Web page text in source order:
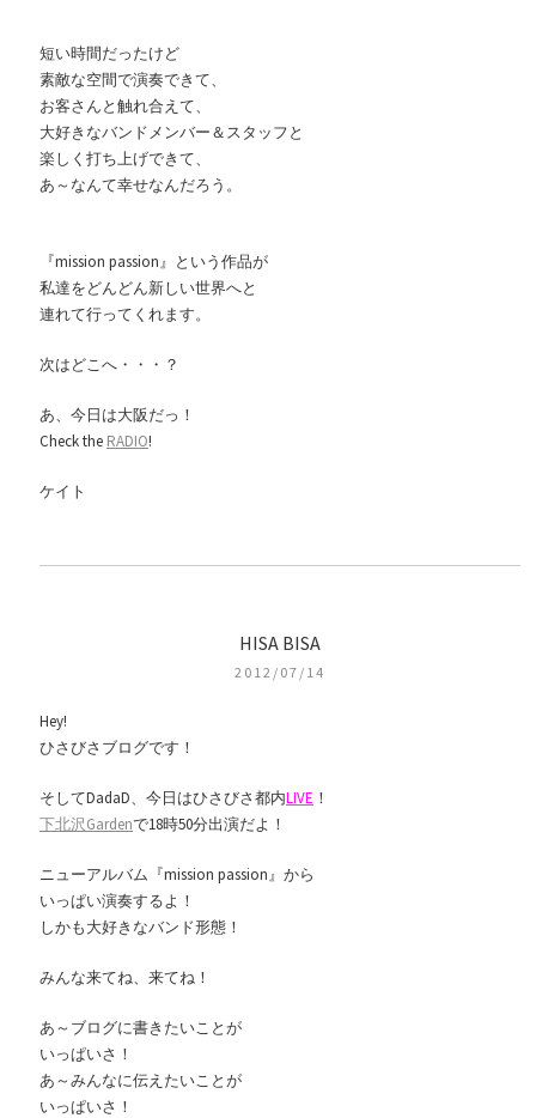
短い時間だったけど
素敵な空間で演奏できて、
お客さんと触れ合えて、
大好きなバンドメンバー＆スタッフと
楽しく打ち上げできて、
あ～なんて幸せなんだろう。
『mission passion』という作品が
私達をどんどん新しい世界へと
連れて行ってくれます。
次はどこへ・・・？
あ、今日は大阪だっ！
Check the RADIO!
ケイト
HISA BISA
2012/07/14
Hey!
ひさびさブログです！
そしてDadaD、今日はひさびさ都内LIVE ！
下北沢Gardenで18時50分出演だよ！
ニューアルバム『mission passion』から
いっぱい演奏するよ！
しかも大好きなバンド形態！
みんな来てね、来てね！
あ～ブログに書きたいことが
いっぱいさ！
あ～みんなに伝えたいことが
いっぱいさ！